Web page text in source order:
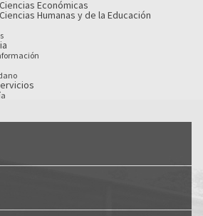
Económicas
Humanas y de la Educación